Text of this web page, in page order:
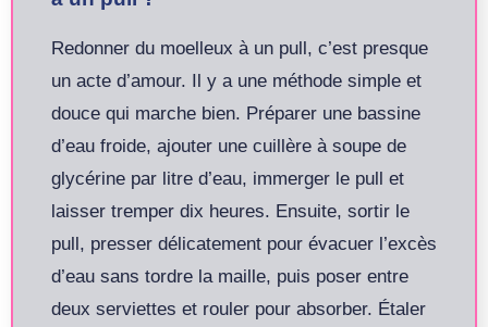
Redonner du moelleux à un pull, c’est presque
un acte d’amour. Il y a une méthode simple et
douce qui marche bien. Préparer une bassine
d’eau froide, ajouter une cuillère à soupe de
glycérine par litre d’eau, immerger le pull et
laisser tremper dix heures. Ensuite, sortir le
pull, presser délicatement pour évacuer l’excès
d’eau sans tordre la maille, puis poser entre
deux serviettes et rouler pour absorber. Étaler